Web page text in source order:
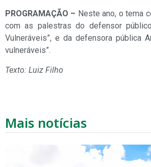
PROGRAMAÇÃO – Neste ano, o tema
com as palestras do defensor
Vulneráveis”, e da defensora pública
vulneráveis”.
Texto: Luiz Filho
Mais notícias